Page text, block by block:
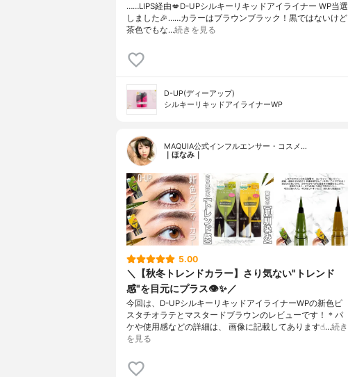
……⁡⁡LIPS経由💋⁡⁡D-UP⁡⁡シルキーリキッドアイライナー WP⁡⁡当選
しました🎉⁡⁡……⁡⁡カラーはブラウンブラック！⁡⁡黒ではないけど⁡⁡
茶色でもな…続きを見る
D-UP(ディーアップ)
シルキーリキッドアイライナーWP
MAQUIA公式インフルエンサー・コスメ…
｜ほなみ｜
5.00
＼【秋冬トレンドカラー】さり気ない"トレンド
感"を目元にプラス👁✨／
今回は、D-UPシルキーリキッドアイライナーWPの新色ピ
スタチオラテとマスタードブラウンのレビューです！＊パ
ケや使用感などの詳細は、 画像に記載してあります☝︎…続き
を見る